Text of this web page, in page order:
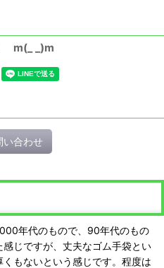
m(_ _)m
い合わせ
年代のもので、90年代のもの
じですが、丈夫なゴム手袋とい
もないという感じです。程度は